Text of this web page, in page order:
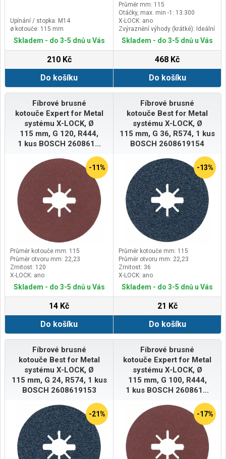
Upínání / stopka: M14
ø kotouče: 115 mm
Skladem - do 3-5 dnů u Vás
210 Kč
Do košíku
Průměr mm: 115
Otáčky, max. min -1: 13.300
X-LOCK: ano
Zvýraznění výhody (krátké): Ideální
pro broušení s brusnými papíry
všech velikostí zrn
Skladem - do 3-5 dnů u Vás
468 Kč
Do košíku
Fíbrové brusné
kotouče Expert for Metal
systému X-LOCK, Ø
115 mm, G 120, R444,
1 kus BOSCH 260861...
-11%
Průměr kotouče mm: 115
Průměr otvoru mm: 22,23
Zrnitost: 120
X-LOCK: ano
Skladem - do 3-5 dnů u Vás
14 Kč
Do košíku
Fíbrové brusné
kotouče Best for Metal
systému X-LOCK, Ø
115 mm, G 36, R574, 1 kus
BOSCH 2608619154
-13%
Průměr kotouče mm: 115
Průměr otvoru mm: 22,23
Zrnitost: 36
X-LOCK: ano
Skladem - do 3-5 dnů u Vás
21 Kč
Do košíku
Fíbrové brusné
kotouče Best for Metal
systému X-LOCK, Ø
115 mm, G 24, R574, 1 kus
BOSCH 2608619153
-21%
Fíbrové brusné
kotouče Expert for Metal
systému X-LOCK, Ø
115 mm, G 100, R444,
1 kus BOSCH 260861...
-17%